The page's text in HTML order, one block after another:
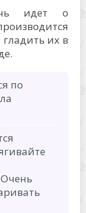
идет о
их в
по